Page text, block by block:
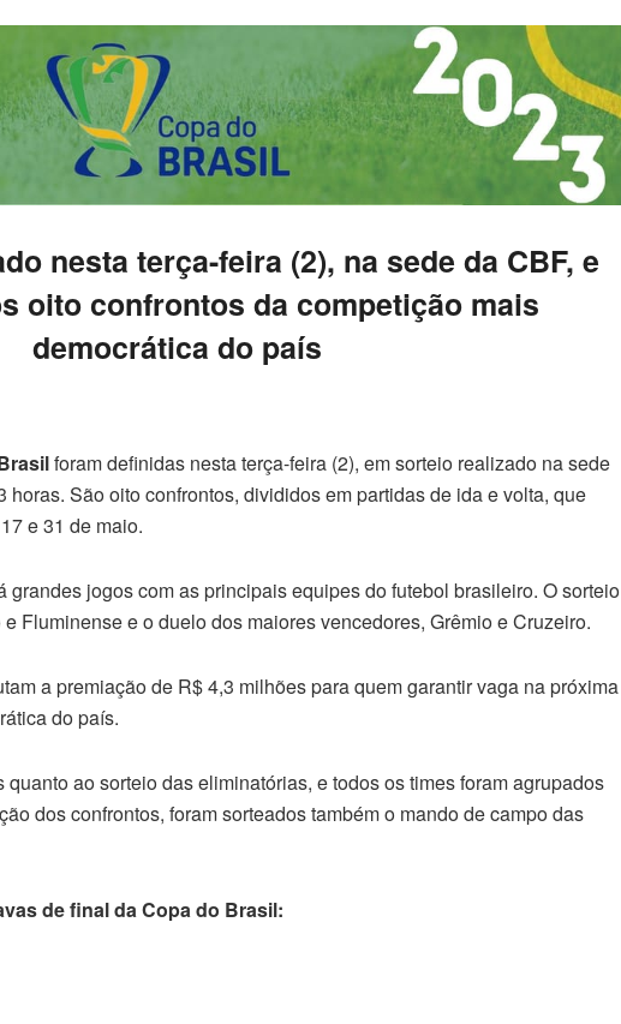
nesta terça-feira (2), na sede da CBF, e
oito confrontos da competição mais
democrática do país
foram definidas nesta terça-feira (2), em sorteio realizado na sede
horas. São oito confrontos, divididos em partidas de ida e volta, que
e 31 de maio.
grandes jogos com as principais equipes do futebol brasileiro. O sorteio
Fluminense e o duelo dos maiores vencedores, Grêmio e Cruzeiro.
a premiação de R$ 4,3 milhões para quem garantir vaga na próxima
do país.
ao sorteio das eliminatórias, e todos os times foram agrupados
dos confrontos, foram sorteados também o mando de campo das
de final da Copa do Brasil: